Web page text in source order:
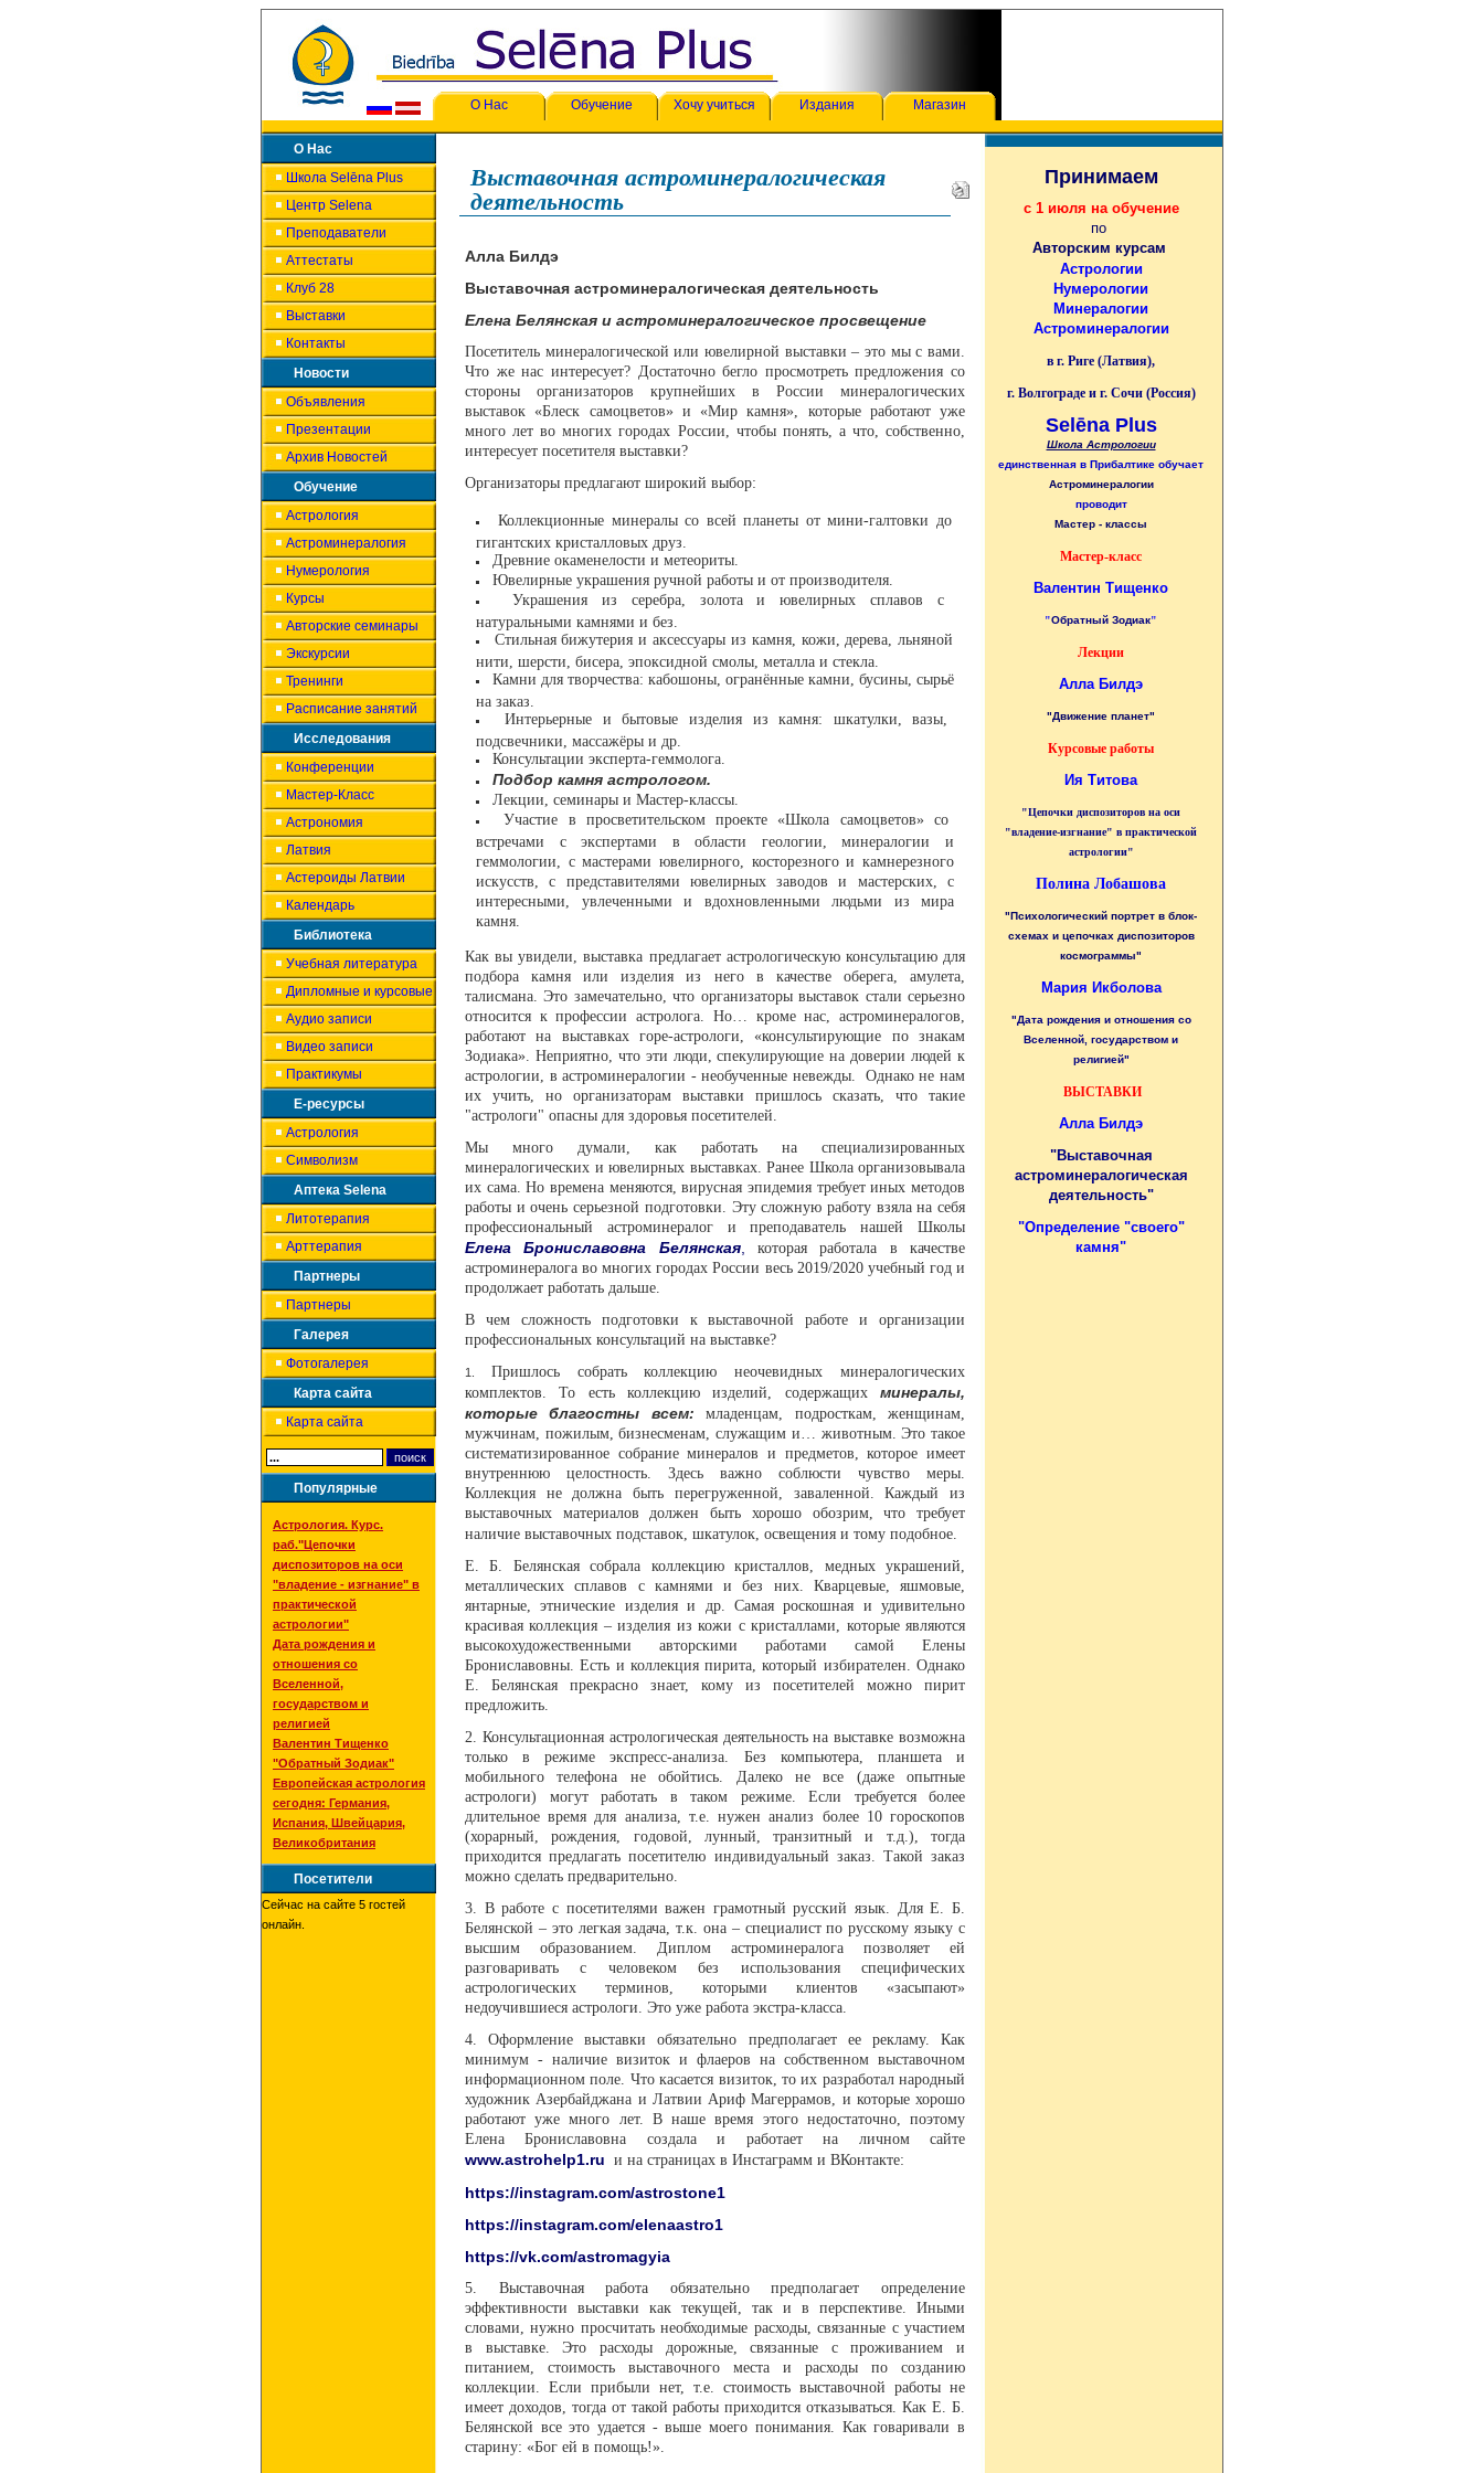
О Нас Обучение Хочу учиться Издания Магазин
О Нас
Школа Selēna Plus
Центр Selena
Преподаватели
Аттестаты
Клуб 28
Выставки
Контакты
Новости
Объявления
Презентации
Архив Новостей
Обучение
Астрология
Астроминералогия
Нумерология
Курсы
Авторские семинары
Экскурсии
Тренинги
Расписание занятий
Исследования
Конференции
Мастер-Класс
Астрономия
Латвия
Астероиды Латвии
Календарь
Библиотека
Учебная литература
Дипломные и курсовые
Аудио записи
Видео записи
Практикумы
Е-ресурсы
Астрология
Символизм
Аптека Selena
Литотерапия
Арттерапия
Партнеры
Партнеры
Галерея
Фотогалерея
Карта сайта
Карта сайта
Популярные
Астрология. Курс.
раб."Цепочки
диспозиторов на оси
"владение - изгнание" в
практической
астрологии"
Дата рождения и
отношения со
Вселенной,
государством и
религией
Валентин Тищенко
"Обратный Зодиак"
Европейская астрология
сегодня: Германия,
Испания, Швейцария,
Великобритания
Посетители
Сейчас на сайте 5 гостей
онлайн.
Выставочная астроминералогическая
деятельность
Алла Билдэ
Выставочная астроминералогическая деятельность
Елена Белянская и астроминералогическое просвещение
Посетитель минералогической или ювелирной выставки – это мы с вами.
Что же нас интересует? Достаточно бегло просмотреть предложения со
стороны организаторов крупнейших в России минералогических
выставок «Блеск самоцветов» и «Мир камня», которые работают уже
много лет во многих городах России, чтобы понять, а что, собственно,
интересует посетителя выставки?
Организаторы предлагают широкий выбор:
Коллекционные минералы со всей планеты от мини-галтовки до
гигантских кристалловых друз.
Древние окаменелости и метеориты.
Ювелирные украшения ручной работы и от производителя.
Украшения из серебра, золота и ювелирных сплавов с
натуральными камнями и без.
Стильная бижутерия и аксессуары из камня, кожи, дерева, льняной
нити, шерсти, бисера, эпоксидной смолы, металла и стекла.
Камни для творчества: кабошоны, огранённые камни, бусины, сырьё
на заказ.
Интерьерные и бытовые изделия из камня: шкатулки, вазы,
подсвечники, массажёры и др.
Консультации эксперта-геммолога.
Подбор камня астрологом.
Лекции, семинары и Мастер-классы.
Участие в просветительском проекте «Школа самоцветов» со
встречами с экспертами в области геологии, минералогии и
геммологии, с мастерами ювелирного, косторезного и камнерезного
искусств, с представителями ювелирных заводов и мастерских, с
интересными, увлеченными и вдохновленными людьми из мира
камня.
Как вы увидели, выставка предлагает астрологическую консультацию для
подбора камня или изделия из него в качестве оберега, амулета,
талисмана. Это замечательно, что организаторы выставок стали серьезно
относится к профессии астролога. Но… кроме нас, астроминералогов,
работают на выставках горе-астрологи, «консультирующие по знакам
Зодиака». Неприятно, что эти люди, спекулирующие на доверии людей к
астрологии, в астроминералогии - необученные невежды. Однако не нам
их учить, но организаторам выставки пришлось сказать, что такие
"астрологи" опасны для здоровья посетителей.
Мы много думали, как работать на специализированных
минералогических и ювелирных выставках. Ранее Школа организовывала
их сама. Но времена меняются, вирусная эпидемия требует иных методов
работы и очень серьезной подготовки. Эту сложную работу взяла на себя
профессиональный астроминералог и преподаватель нашей Школы
Елена Брониславовна Белянская,
которая работала в качестве
астроминералога во многих городах России весь 2019/2020 учебный год и
продолжает работать дальше.
В чем сложность подготовки к выставочной работе и организации
профессиональных консультаций на выставке?
1. Пришлось собрать коллекцию неочевидных минералогических
комплектов. То есть коллекцию изделий, содержащих минералы,
которые благостны всем: младенцам, подросткам, женщинам,
мужчинам, пожилым, бизнесменам, служащим и… животным. Это такое
систематизированное собрание минералов и предметов, которое имеет
внутреннюю целостность. Здесь важно соблюсти чувство меры.
Коллекция не должна быть перегруженной, заваленной. Каждый из
выставочных материалов должен быть хорошо обозрим, что требует
наличие выставочных подставок, шкатулок, освещения и тому подобное.
Е. Б. Белянская собрала коллекцию кристаллов, медных украшений,
металлических сплавов с камнями и без них. Кварцевые, яшмовые,
янтарные, этнические изделия и др. Самая роскошная и удивительно
красивая коллекция – изделия из кожи с кристаллами, которые являются
высокохудожественными авторскими работами самой Елены
Брониславовны. Есть и коллекция пирита, который избирателен. Однако
Е. Белянская прекрасно знает, кому из посетителей можно пирит
предложить.
2. Консультационная астрологическая деятельность на выставке возможна
только в режиме экспресс-анализа. Без компьютера, планшета и
мобильного телефона не обойтись. Далеко не все (даже опытные
астрологи) могут работать в таком режиме. Если требуется более
длительное время для анализа, т.е. нужен анализ более 10 гороскопов
(хорарный, рождения, годовой, лунный, транзитный и т.д.), тогда
приходится предлагать посетителю индивидуальный заказ. Такой заказ
можно сделать предварительно.
3. В работе с посетителями важен грамотный русский язык. Для Е. Б.
Белянской – это легкая задача, т.к. она – специалист по русскому языку с
высшим образованием. Диплом астроминералога позволяет ей
разговаривать с человеком без использования специфических
астрологических терминов, которыми клиентов «засыпают»
недоучившиеся астрологи. Это уже работа экстра-класса.
4. Оформление выставки обязательно предполагает ее рекламу. Как
минимум - наличие визиток и флаеров на собственном выставочном
информационном поле. Что касается визиток, то их разработал народный
художник Азербайджана и Латвии Ариф Магеррамов, и которые хорошо
работают уже много лет. В наше время этого недостаточно, поэтому
Елена Брониславовна создала и работает на личном сайте
www.astrohelp1.ru и на страницах в Инстаграмм и ВКонтакте:
https://instagram.com/astrostone1
https://instagram.com/elenaastro1
https://vk.com/astromagyia
5. Выставочная работа обязательно предполагает определение
эффективности выставки как текущей, так и в перспективе. Иными
словами, нужно просчитать необходимые расходы, связанные с участием
в выставке. Это расходы дорожные, связанные с проживанием и
питанием, стоимость выставочного места и расходы по созданию
коллекции. Если прибыли нет, т.е. стоимость выставочной работы не
имеет доходов, тогда от такой работы приходится отказываться. Как Е. Б.
Белянской все это удается - выше моего понимания. Как говаривали в
старину: «Бог ей в помощь!».
Принимаем
с 1 июля на обучение
по
Авторским курсам
Астрологии
Нумерологии
Минералогии
Астроминералогии
в г. Риге (Латвия),
г. Волгограде и г. Сочи (Россия)
Selēna Plus
Школа Астрологии
единственная в Прибалтике обучает
Астроминералогии
проводит
Мастер - классы
Мастер-класс
Валентин Тищенко
"Обратный Зодиак"
Лекции
Алла Билдэ
"Движение планет"
Курсовые работы
Ия Титова
"Цепочки диспозиторов на оси
"владение-изгнание" в практической
астрологии"
Полина Лобашова
"Психологический портрет в блок-
схемах и цепочках диспозиторов
космограммы"
Мария Икболова
"Дата рождения и отношения со
Вселенной, государством и
религией"
ВЫСТАВКИ
Алла Билдэ
"Выставочная
астроминералогическая
деятельность"
"Определение "своего"
камня"